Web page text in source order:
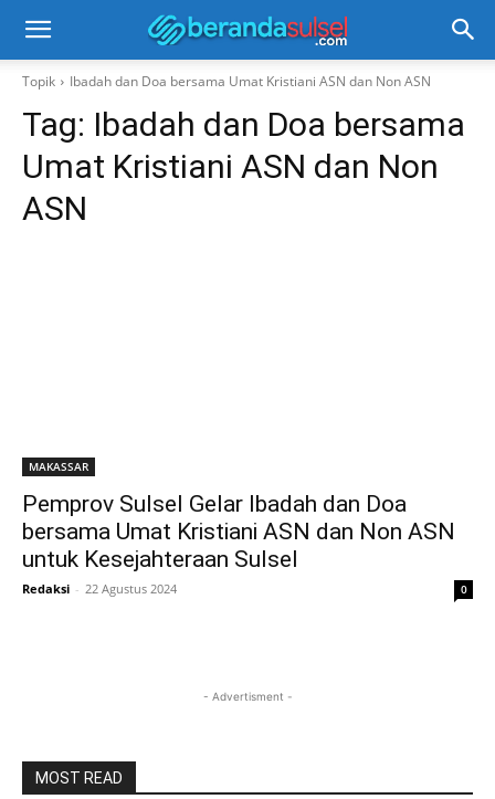
Topik Ibadah dan Doa bersama Umat Kristiani ASN dan Non ASN
Tag: Ibadah dan Doa bersama
Umat Kristiani ASN dan Non
ASN
MAKASSAR
Pemprov Sulsel Gelar Ibadah dan Doa
bersama Umat Kristiani ASN dan Non ASN
untuk Kesejahteraan Sulsel
Redaksi - 22 Agustus 2024 0
- Advertisment -
MOST READ